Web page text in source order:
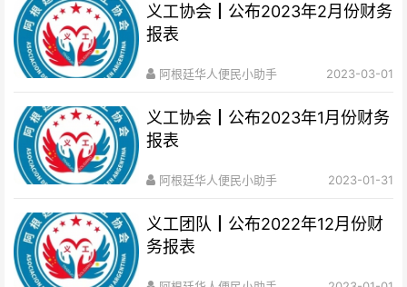
义工协会┃公布2023年2月份财务
报表
阿根廷华人便民小助手 2023-03-01
义工协会┃公布2023年1月份财务
报表
阿根廷华人便民小助手 2023-01-31
义工团队┃公布2022年12月份财
务报表